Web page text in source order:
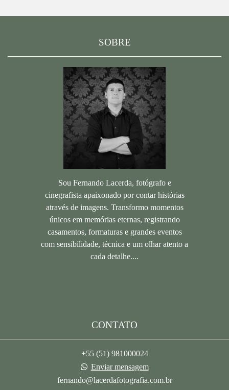
SOBRE
Sou Fernando Lacerda, fotógrafo e
cinegrafista apaixonado por contar histórias
através de imagens. Transformo momentos
únicos em memórias eternas, registrando
casamentos, formaturas e grandes eventos
com sensibilidade, técnica e um olhar atento a
cada detalhe....
CONTATO
+55 (51) 981000024
Enviar mensagem
fernando@lacerdafotografia.com.br